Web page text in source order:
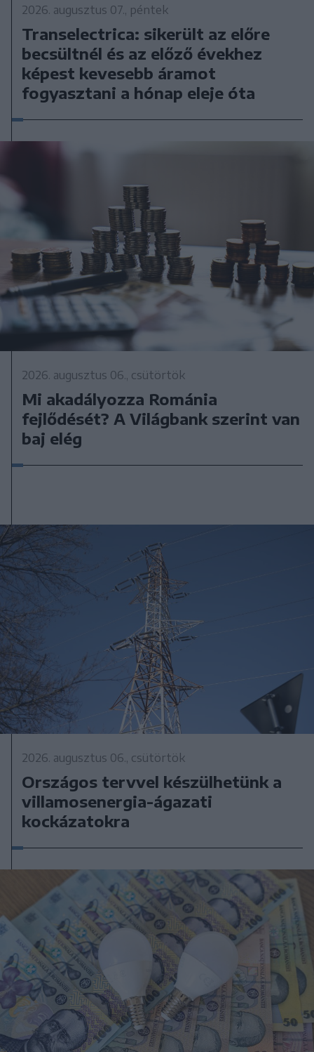
2026. augusztus 07., péntek
Transelectrica: sikerült az előre
becsültnél és az előző évekhez
képest kevesebb áramot
fogyasztani a hónap eleje óta
2026. augusztus 06., csütörtök
Mi akadályozza Románia
fejlődését? A Világbank szerint van
baj elég
2026. augusztus 06., csütörtök
Országos tervvel készülhetünk a
villamosenergia-ágazati
kockázatokra